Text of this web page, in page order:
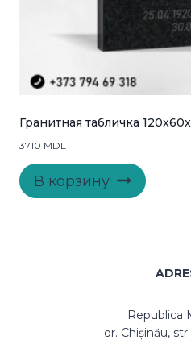
Гранитная табличка
3710 MDL
В корзину
Republica
or. Chișinău,